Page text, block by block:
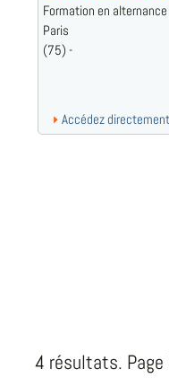
Formation en alternance
Paris
(75) -
Accédez
4 résultats.